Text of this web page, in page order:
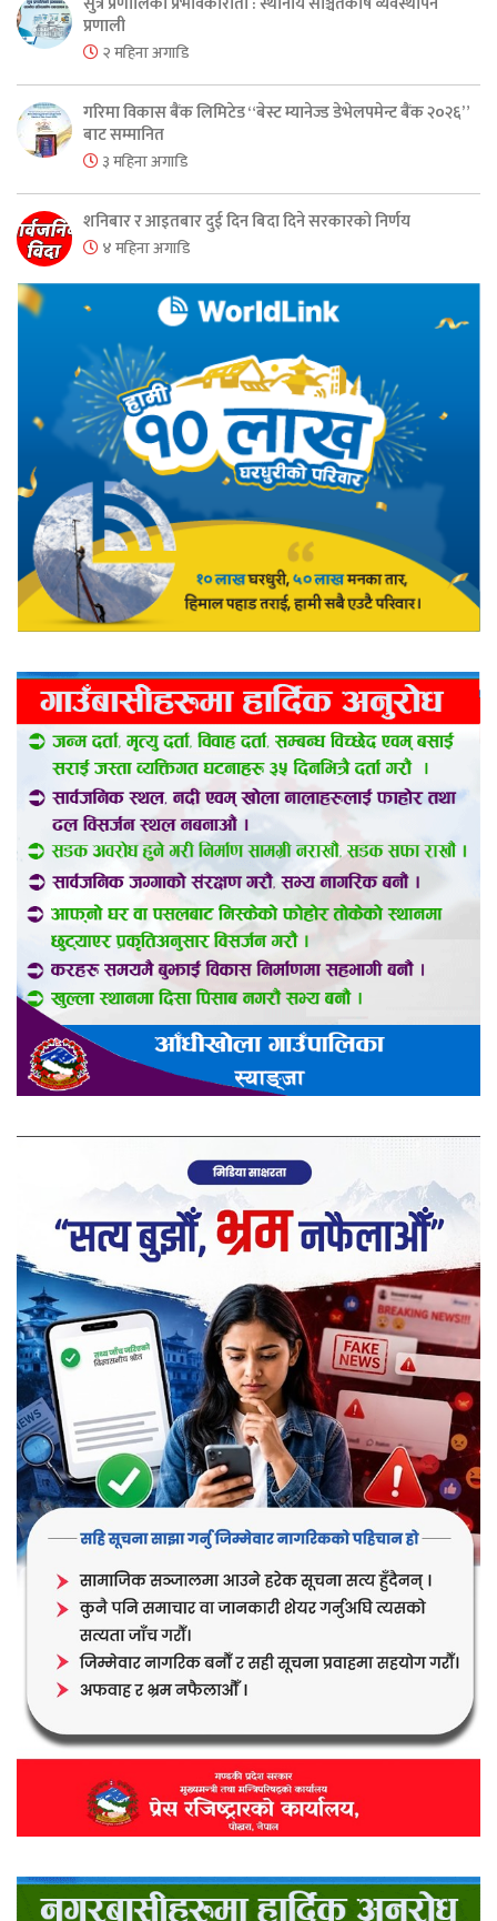
प्रणाली
२ महिना अगाडि
गरिमा विकास बैंक लिमिटेड “बेस्ट म्यानेज्ड डेभेलपमेन्ट बैंक २०२६”
बाट सम्मानित
३ महिना अगाडि
शनिबार र आइतबार दुई दिन बिदा दिने सरकारको निर्णय
४ महिना अगाडि